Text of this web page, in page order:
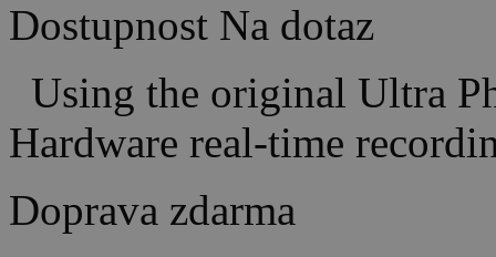
Dostupnost Na dotaz
Using the original Ultra
Hardware real-time
Doprava zdarma